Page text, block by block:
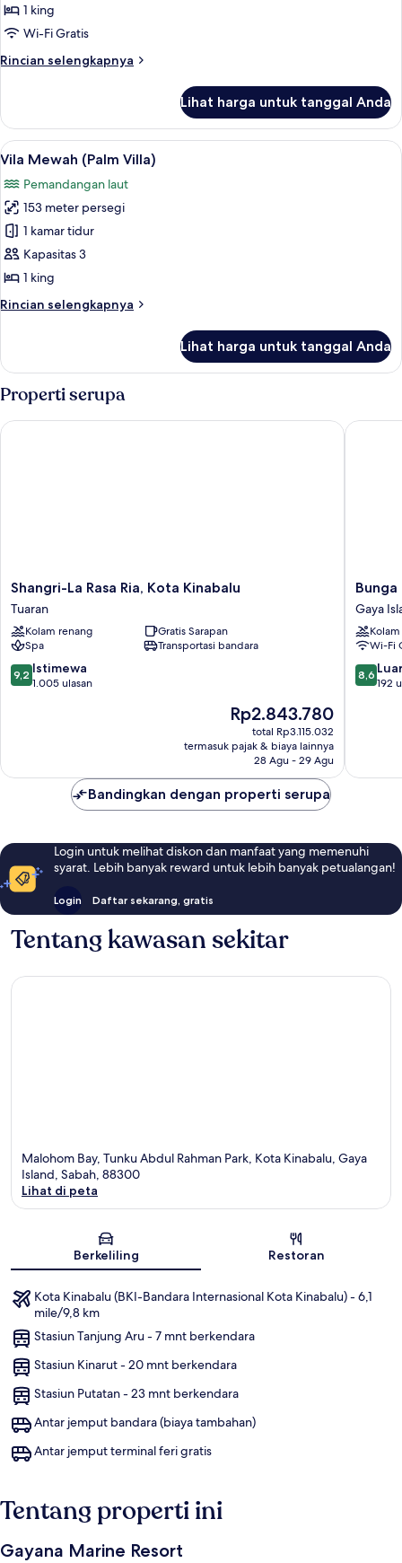
untuk
Palm
Villa
1 king
Wi-Fi Gratis
Rincian selengkapnya
Rincian
Palm
Villa
Lihat harga untuk tanggal Anda
Lihat
semua
foto
untuk
Vila
Mewah
(Palm
Seprai Frette Italia, seprai premium,
4
Vila Mewah (Palm Villa)
Pemandangan laut
153 meter persegi
1 kamar tidur
Kapasitas 3
1 king
Rincian selengkapnya
Rincian
Vila
(Palm
Lihat harga untuk tanggal Anda
Properti serupa
Shangri-
La
Rasa
Ria,
Kota
Kinabalu
Tuaran
Shangri-La Rasa Ria, Kota Kinabalu
Tuaran
Kolam renang
Gratis Sarapan
Spa
Transportasi bandara
9.2
dari
9,2 Istimewa
1.005 ulasan
Harga
sekarang
Rp2.843.780
Rp2.843.780
total Rp3.115.032
termasuk pajak & biaya lainnya
28 Agu - 29 Agu
Shangri-La Rasa Ria, Kota Kinabalu
Bunga
Raya
Island
Resort
&
Spa
Gaya
Bunga
Gaya
Wi-Fi
8.6
dari
8,6
192
Bunga
Bandingkan dengan properti serupa
Login untuk melihat diskon dan manfaat yang memenuhi
syarat. Lebih banyak reward untuk lebih banyak petualangan!
Login Daftar sekarang, gratis
Tentang kawasan sekitar
Malohom Bay, Tunku Abdul Rahman Park, Kota Kinabalu, Gaya
Island, Sabah, 88300
Lihat di peta
Berkeliling Restoran
Kota Kinabalu (BKI-Bandara Internasional Kota Kinabalu) - 6,1
mile/9,8 km
Stasiun Tanjung Aru - 7 mnt berkendara
Stasiun Kinarut - 20 mnt berkendara
Stasiun Putatan - 23 mnt berkendara
Antar jemput bandara (biaya tambahan)
Antar jemput terminal feri gratis
Tentang properti ini
Gayana Marine Resort